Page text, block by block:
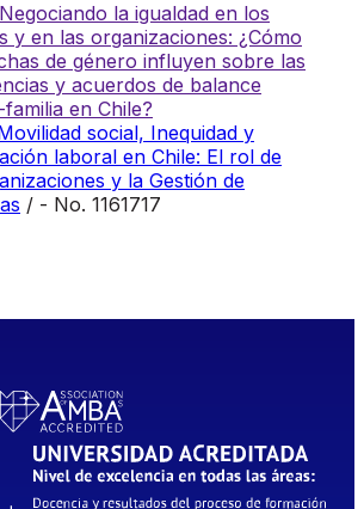
Negociando la igualdad en los
y en las organizaciones: ¿Cómo
de género influyen sobre las
y acuerdos de balance
en Chile?
social, Inequidad y
laboral en Chile: El rol de
y la Gestión de
/ - No. 1161717